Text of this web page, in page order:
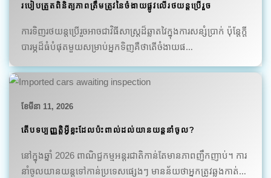
របៀបត្រួតពិនិត្យភាពត្រឹមត្រូវនៃចំងាយផ្លូវលើរថយន្តប្រើរួច
ការទិញរថយន្តប្រើរួចអាចជាវិធីសាស្រ្តដ៏ឆ្លាតវៃក្នុងការសន្សំប្រាក់ ប៉ុន្តែក្តី
បារម្ភដ៏ធំបំផុតមួយសម្រាប់អ្នកទិញគឺថាតើចំងាយផ…
ខែ​មីនា 11, 2026
តើបទប្បញ្ញត្តិអ្វីខ្លះដែលប៉ះពាល់ដល់យានយន្តនាំចូល?
នៅក្នុងឆ្នាំ 2026 ពាណិជ្ជកម្មអន្តរជាតិកាន់តែមានភាពញឹកញាប់។ ការ
នាំចូលយានយន្តទៅកាន់ប្រទេសផ្សេងៗ មានន័យថាអ្នកត្រូវឆ្លងកាត់…